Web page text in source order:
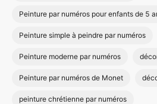
Peinture par numéros pour enfants de 5
Peinture simple à peindre par numéros
Peinture moderne par numéros
Peinture par numéros de Monet
peinture chrétienne par numéros